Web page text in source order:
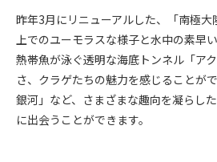
昨年3月にリニューアルした、「南極
上でのユーモラスな様子と水中の素早
熱帯魚が泳ぐ透明な海底トンネル「ア
さ、クラゲたちの魅力を感じることが
銀河」など、さまざまな趣向を凝らした
に出会うことができます。